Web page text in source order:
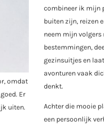
omdat
Er
uiten.
combineer ik mijn
buiten zijn, reizen
neem mijn volgers
bestemmingen,
gezinsuitjes en
avonturen vaak
denkt.
Achter die mooie
een persoonlijk